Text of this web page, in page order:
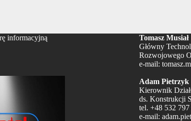
informacyjną
Tomasz Musiał
Główny
Rozwojowego
e-mail:
Adam Pietrzyk
Kierownik
ds. Konstrukcji
tel. +48 532 797
e-mail: